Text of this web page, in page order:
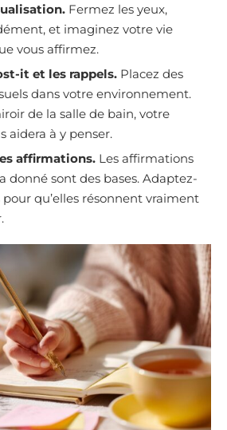
Fermez les yeux,
et imaginez votre vie
vous affirmez.
it et les rappels. Placez des
dans votre environnement.
de la salle de bain, votre
aidera à y penser.
affirmations. Les affirmations
donné sont des bases. Adaptez-
qu’elles résonnent vraiment